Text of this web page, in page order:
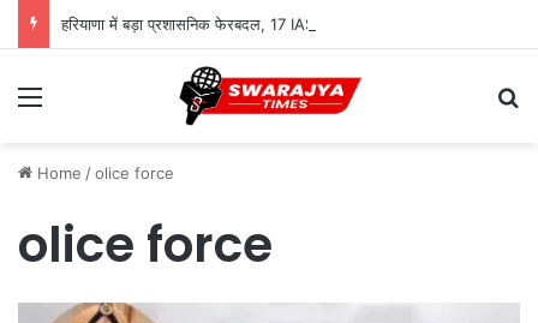
Menu
Home /olice force
olice force